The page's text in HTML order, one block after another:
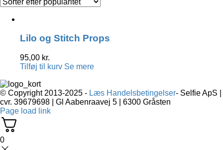
Lilo og Stitch Props
95,00 kr.
Tilføj til kurv Se mere
© Copyright 2013-2025 - Læs Handelsbetingelser- Selfie ApS |
cvr. 39679698 | Gl Aabenraavej 5 | 6300 Gråsten
Page load link
Previous
0